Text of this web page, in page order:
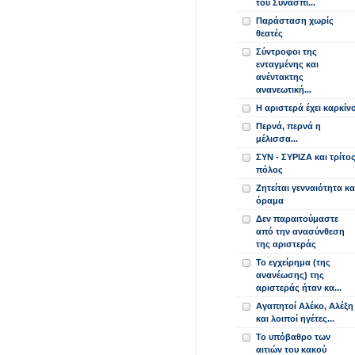
του Συνασπι...
Παράσταση χωρίς
θεατές
Σύντροφοι της
ενταγμένης και
ανέντακτης
ανανεωτική...
Η αριστερά έχει
Περνά, περνά η
μέλισσα...
ΣΥΝ - ΣΥΡΙΖΑ και τρίτος
πόλος
Ζητείται γενναιότητα
όραμα
Δεν παραιτούμαστε
από την ανασύνθεση
της αριστεράς
Το εγχείρημα (της
ανανέωσης) της
αριστεράς ήταν κα...
Αγαπητοί Αλέκο, Αλέξη
και λοιποί ηγέτες...
Το υπόβαθρο των
αιτιών του κακού